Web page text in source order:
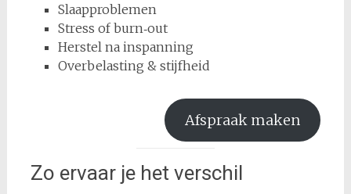
Slaapproblemen
Stress of burn‑out
Herstel na inspanning
Overbelasting & stijfheid
Afspraak maken
Zo ervaar je het verschil